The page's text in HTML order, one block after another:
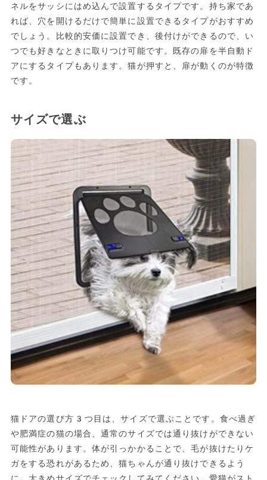
ネルをサッシにはめ込んで設置するタイプです。持ち家であ
れば、穴を開けるだけで簡単に設置できるタイプがおすすめ
でしょう。比較的安価に設置でき、後付けができるので、い
つでも好きなときに取りつけ可能です。既存の扉を半自動ド
アにするタイプもあります。猫が押すと、扉が動くのが特徴
です。
サイズで選ぶ
猫ドアの選び方3つ目は、サイズで選ぶことです。食べ過ぎ
や肥満症の猫の場合、通常のサイズでは通り抜けができない
可能性があります。体が引っかかることで、毛が抜けたりケ
ガをする恐れがあるため、猫ちゃんが通り抜けできるよう